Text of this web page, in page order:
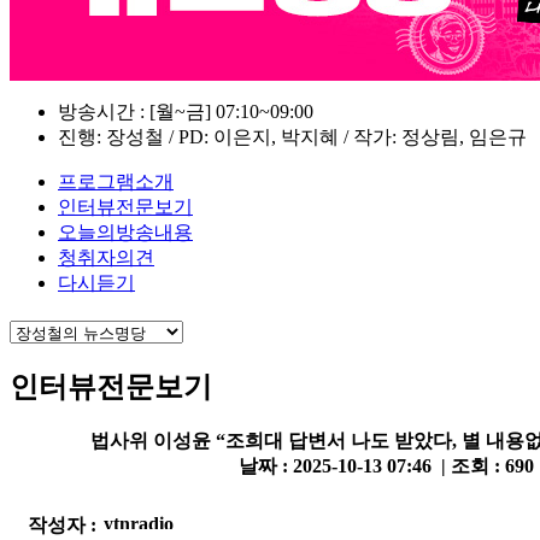
방송시간 : [월~금] 07:10~09:00
진행: 장성철 / PD: 이은지, 박지혜 / 작가: 정상림, 임은규
프로그램소개
인터뷰전문보기
오늘의방송내용
청취자의견
다시듣기
인터뷰전문보기
법사위 이성윤 “조희대 답변서 나도 받았다, 별 내용
작성자 :
날짜 : 2025-10-13 07:46 | 조회 : 690